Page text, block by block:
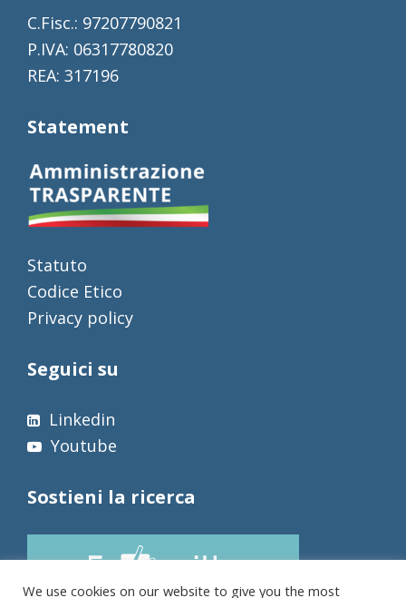
C.Fisc.: 97207790821
P.IVA: 06317780820
REA: 317196
Statement
Statuto
Codice Etico
Privacy policy
Seguici su
Linkedin
Youtube
Sostieni la ricerca
We use cookies on our website to give you the most